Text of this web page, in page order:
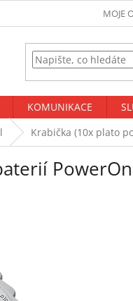
MOJE
KOMUNIKACE
Krabička (10x plato